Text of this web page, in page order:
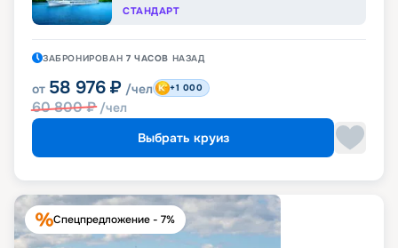
СТАНДАРТ
ЗАБРОНИРОВАН 7 ЧАСОВ НАЗАД
от 58 976 ₽ /чел
60 800₽ /чел
+1 000
Выбрать круиз
Спецпредложение - 7%